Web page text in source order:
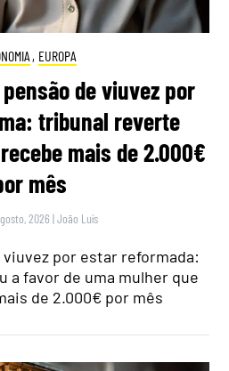
, EUROPA
de viuvez por
tribunal reverte
mais de 2.000€
mês
2026 |João Luís
viuvez por estar reformada:
a favor de uma mulher que
de 2.000€ por mês